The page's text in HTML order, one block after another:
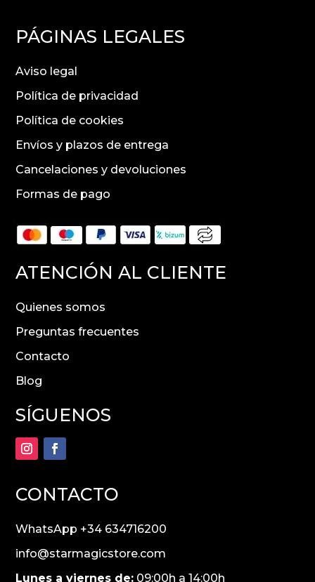
PÁGINAS LEGALES
Aviso legal
Política de privacidad
Política de cookies
Envíos y plazos de entrega
Cancelaciones y devoluciones
Formas de pago
ATENCIÓN AL CLIENTE
Quienes somos
Preguntas frecuentes
Contacto
Blog
SÍGUENOS
CONTACTO
WhatsApp +34 634716200
info@starmagicstore.com
Lunes a viernes de: 09:00h a 14:00h